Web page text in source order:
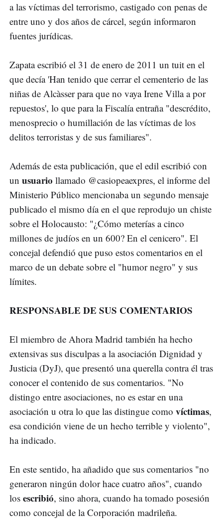
a las víctimas del terrorismo, castigado con penas de
entre uno y dos años de cárcel, según informaron
fuentes jurídicas.
Zapata escribió el 31 de enero de 2011 un tuit en el
que decía 'Han tenido que cerrar el cementerio de las
niñas de Alcàsser para que no vaya Irene Villa a por
repuestos', lo que para la Fiscalía entraña "descrédito,
menosprecio o humillación de las víctimas de los
delitos terroristas y de sus familiares".
Además de esta publicación, que el edil escribió con
un usuario llamado @casiopeaexpres, el informe del
Ministerio Público mencionaba un segundo mensaje
publicado el mismo día en el que reprodujo un chiste
sobre el Holocausto: "¿Cómo meterías a cinco
millones de judíos en un 600? En el cenicero". El
concejal defendió que puso estos comentarios en el
marco de un debate sobre el "humor negro" y sus
límites.
RESPONSABLE DE SUS COMENTARIOS
El miembro de Ahora Madrid también ha hecho
extensivas sus disculpas a la asociación Dignidad y
Justicia (DyJ), que presentó una querella contra él tras
conocer el contenido de sus comentarios. "No
distingo entre asociaciones, no es estar en una
asociación u otra lo que las distingue como víctimas,
esa condición viene de un hecho terrible y violento",
ha indicado.
En este sentido, ha añadido que sus comentarios "no
generaron ningún dolor hace cuatro años", cuando
los escribió, sino ahora, cuando ha tomado posesión
como concejal de la Corporación madrileña.